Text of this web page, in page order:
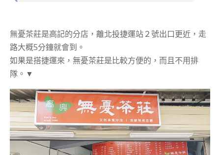
無憂茶莊是高記的分店，離北投捷運站２號出口更近，走
路大概5分鐘就會到。
如果是搭捷運來，無憂茶莊是比較方便的，而且不用排
隊。▼